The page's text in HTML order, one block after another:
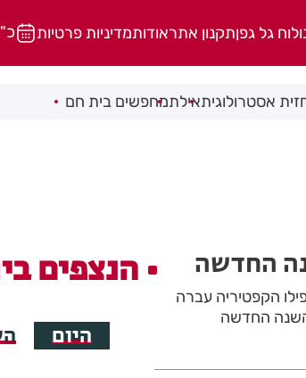
לוח גל גפןתקנון אתראודותמדיניות פרטיות
אסטרולוגיתאילתמחפשים בית חם
החדשה
הקפטיריה עברה
השנה החדשה
הנצפים
היום